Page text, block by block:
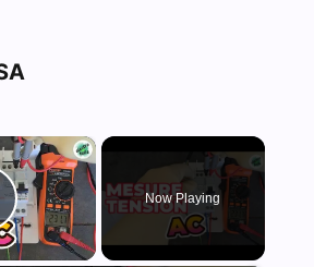
×
Video
Now Playing